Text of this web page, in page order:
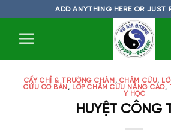
content
ADD ANYTHING HERE OR JUST
CẤY CHỈ & TRƯỜNG CHÂM , CHÂM CỨU,
CỨU CƠ BẢN , LỚP CHÂM CỨU NÂNG CAO,
Y HỌC
HUYỆT CÔNG